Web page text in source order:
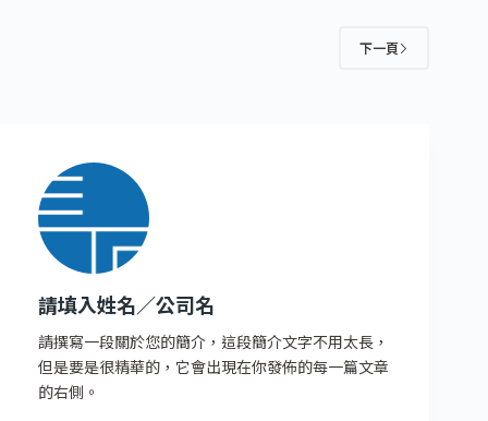
下一頁
請填入姓名／公司名
請撰寫一段關於您的簡介，這段簡介文字不用太長，
但是要是很精華的，它會出現在你發佈的每一篇文章
的右側。